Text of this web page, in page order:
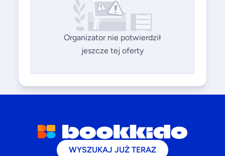
Organizator nie potwierdził
jeszcze tej oferty
WYSZUKAJ JUŻ TERAZ